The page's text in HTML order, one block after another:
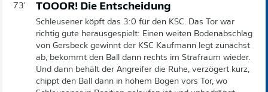
73' TOOOR! Die Entscheidung
Schleusener köpft das 3:0 für den KSC. Das Tor war
richtig gute herausgespielt: Einen weiten Bodenabschlag
von Gersbeck gewinnt der KSC Kaufmann legt zunächst
ab, bekommt den Ball dann rechts im Strafraum wieder.
Und dann behält der Angreifer die Ruhe, verzögert kurz,
chippt den Ball dann in hohem Bogen vors Tor, wo